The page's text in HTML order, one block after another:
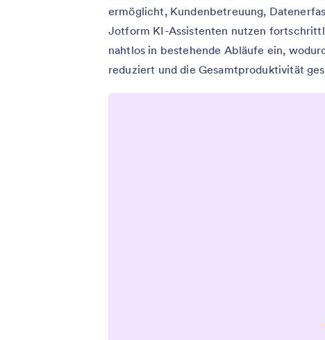
ermöglicht, Kundenbetreuung,
Jotform KI-Assistenten nutzen
nahtlos in bestehende Abläufe ein,
reduziert und die Gesamtproduktivität